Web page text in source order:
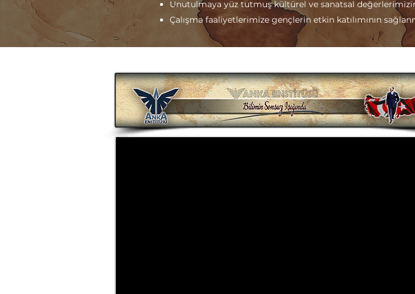
Unutulmaya yüz tutmuş kültürel ve sanatsal
Çalışma faaliyetlerimize gençlerin etkin katılımının